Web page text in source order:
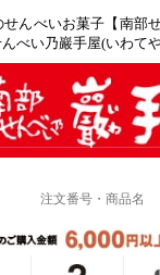
んべいお菓子【南部
べい乃巖手屋(いわて